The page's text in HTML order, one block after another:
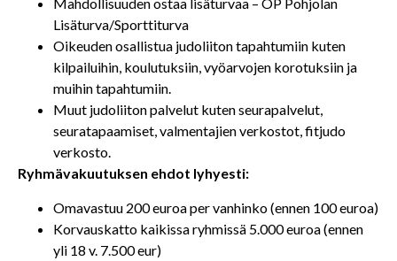
Lisäturva/Sporttiturva
Oikeuden osallistua judoliiton tapahtumiin kuten
kilpailuihin, koulutuksiin, vyöarvojen korotuksiin ja
muihin tapahtumiin.
Muut judoliiton palvelut kuten seurapalvelut,
seuratapaamiset, valmentajien verkostot, fitjudo
verkosto.
Ryhmävakuutuksen ehdot lyhyesti:
Omavastuu 200 euroa per vanhinko (ennen 100 euroa)
Korvauskatto kaikissa ryhmissä 5.000 euroa (ennen
yli 18 v. 7.500 eur)